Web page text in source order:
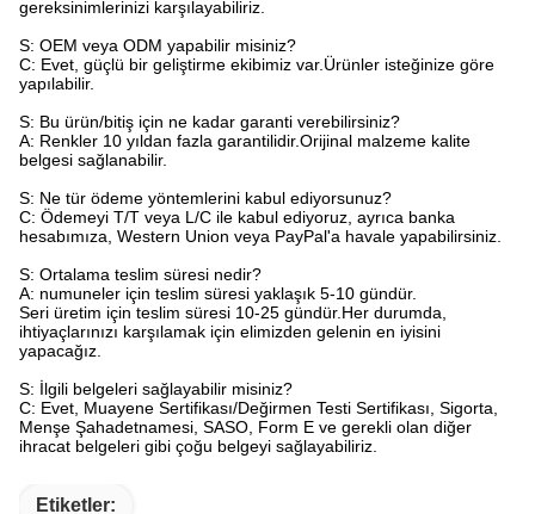
gereksinimlerinizi karşılayabiliriz.
S: OEM veya ODM yapabilir misiniz?
C: Evet, güçlü bir geliştirme ekibimiz var.Ürünler isteğinize göre
yapılabilir.
S: Bu ürün/bitiş için ne kadar garanti verebilirsiniz?
A: Renkler 10 yıldan fazla garantilidir.Orijinal malzeme kalite
belgesi sağlanabilir.
S: Ne tür ödeme yöntemlerini kabul ediyorsunuz?
C: Ödemeyi T/T veya L/C ile kabul ediyoruz, ayrıca banka
hesabımıza, Western Union veya PayPal'a havale yapabilirsiniz.
S: Ortalama teslim süresi nedir?
A: numuneler için teslim süresi yaklaşık 5-10 gündür.
Seri üretim için teslim süresi 10-25 gündür.Her durumda,
ihtiyaçlarınızı karşılamak için elimizden gelenin en iyisini
yapacağız.
S: İlgili belgeleri sağlayabilir misiniz?
C: Evet, Muayene Sertifikası/Değirmen Testi Sertifikası, Sigorta,
Menşe Şahadetnamesi, SASO, Form E ve gerekli olan diğer
ihracat belgeleri gibi çoğu belgeyi sağlayabiliriz.
Etiketler: